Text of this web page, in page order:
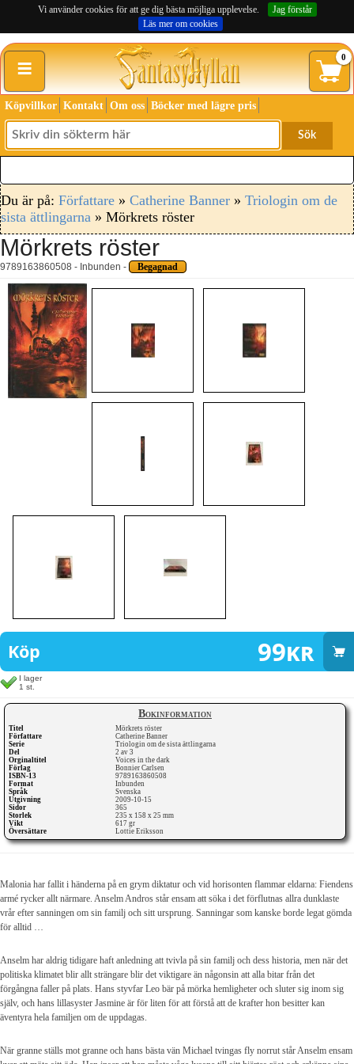
Vi använder cookies för att ge dig bästa möjliga upplevelse.
Jag förstår
Läs mer om cookies
≡ 0
Köpvillkor Kontakt Om oss Böcker med lägre pris
Sök
Du är på: Författare » Catherine Banner » Triologin om de
sista ättlingarna » Mörkrets röster
Mörkrets röster
9789163860508 - Inbunden - Begagnad
Bokinformation
Titel
Mörkrets röster
Författare
Catherine Banner
Serie
Triologin om de sista ättlingarna
Del
2 av 3
Orginaltitel
Voices in the dark
Förlag
Bonnier Carlsen
ISBN-13
9789163860508
Format
Inbunden
Språk
Svenska
Utgivning
2009-10-15
Sidor
365
Storlek
235 x 158 x 25 mm
Vikt
617 gr
Översättare
Lottie Eriksson
Köp 99kr
I lager
1 st.
Malonia har fallit i händerna på en grym diktatur och vid horisonten flammar eldarna: Fiendens
armé rycker allt närmare. Anselm Andros står ensam att söka i det förflutnas allra dunklaste
vrår efter sanningen om sin familj och sitt ursprung. Sanningar som kanske borde legat gömda
för alltid …
Anselm har aldrig tidigare haft anledning att tvivla på sin familj och dess historia, men när det
politiska klimatet blir allt strängare blir det viktigare än någonsin att alla bitar från det
förgångna faller på plats. Hans styvfar Leo bär på mörka hemligheter och sluter sig inom sig
själv, och hans lillasyster Jasmine är för liten för att förstå att de krafter hon besitter kan
äventyra hela familjen om de uppdagas.
När granne ställs mot granne och hans bästa vän Michael tvingas fly norrut står Anselm ensam